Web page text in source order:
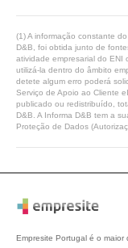
(1) A informação constante
D&B, foi obtida junto de
atividade empresarial do
utilizá-la dentro do âmbito
detete algum erro poderá
Serviço de Apoio ao Cliente
publicado ou redistribuído,
D&B. A Informa D&B tem a
Proteção de Dados
Empresite Portugal é o